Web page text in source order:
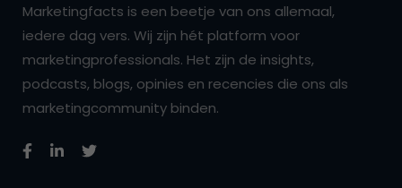
Marketingfacts is een beetje van ons allemaal,
iedere dag vers. Wij zijn hét platform voor
marketingprofessionals. Het zijn de insights,
podcasts, blogs, opinies en recencies die ons als
marketingcommunity binden.